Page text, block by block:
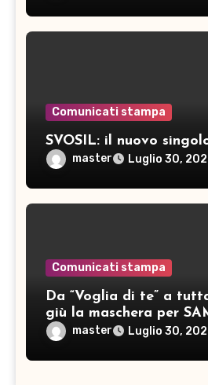
Comunicati stampa
SVOSIL: il nuovo
master Luglio 30,
Comunicati stampa
Da “Voglia di te” a
giù la maschera per
master Luglio 30,